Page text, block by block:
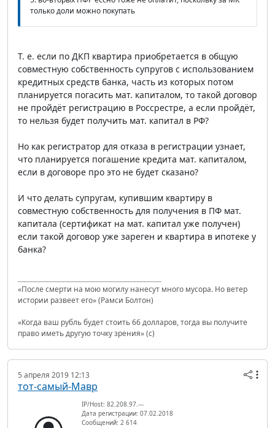
только доли можно покупать
Т. е. если по ДКП квартира приобретается в общую
совместную собственность супругов с использованием
кредитных средств банка, часть из которых потом
планируется погасить мат. капиталом, то такой договор
не пройдёт регистрацию в Россрестре, а если пройдёт,
то нельзя будет получить мат. капитал в РФ?
Но как регистратор для отказа в регистрации узнает,
что планируется погашение кредита мат. капиталом,
если в договоре про это не будет сказано?
И что делать супругам, купившим квартиру в
совместную собственность для получения в ПФ мат.
капитала (сертификат на мат. капитал уже получен)
если такой договор уже зареген и квартира в ипотеке у
банка?
«После смерти на мою могилу нанесут много мусора. Но ветер
истории развеет его» (Рамси Болтон)
«Когда ваш рубль будет стоить 66 долларов, тогда вы получите
право иметь другую точку зрения» (с)
5 апреля 2019 12:13
тот-самый-Мавр
IP/Host: 82.208.97.---
Дата регистрации: 07.02.2018
Сообщений: 2 614